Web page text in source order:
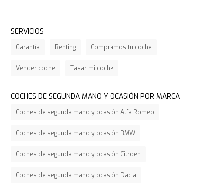
SERVICIOS
Garantía Renting Compramos tu coche
Vender coche Tasar mi coche
COCHES DE SEGUNDA MANO Y OCASIÓN POR MARCA
Coches de segunda mano y ocasión Alfa Romeo
Coches de segunda mano y ocasión BMW
Coches de segunda mano y ocasión Citroen
Coches de segunda mano y ocasión Dacia